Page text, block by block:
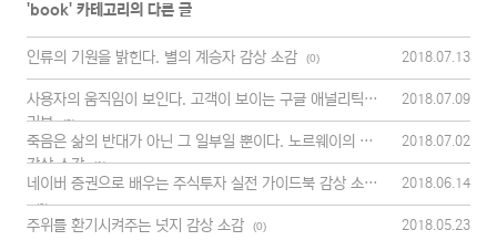
'book' 카테고리의 다른 글
인류의 기원을 밝힌다. 별의 계승자 감상 소감 (0) 2018.07.13
사용자의 움직임이 보인다. 고객이 보이는 구글 애널리틱스
리뷰
(2)
2018.07.09
죽음은 삶의 반대가 아닌 그 일부일 뿐이다. 노르웨이의 숲
감상 소감
(1)
2018.07.02
네이버 증권으로 배우는 주식투자 실전 가이드북 감상 소감
(0)
2018.06.14
주위를 환기시켜주는 넛지 감상 소감 (0) 2018.05.23